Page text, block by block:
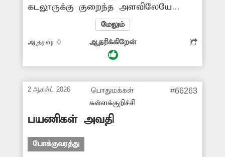
கடலூருக்கு குறைந்த அளவிலேயே
பஸ்கள் இயக்கப்படுகின்றன. இதனால்
அப்பகுதியில் உள்ள பள்ளி, கல்லூரி
மாணவர்கள், பெண்கள், முதியவர்கள்
உள்பட அனைவரும் குறிப்பிட்ட
அவதியடைந்து வருகின்றனர். எனவே
கிராம மக்களின் நலன்கருதி கூடுதல்
பஸ் வசதி ஏற்படுத்தித்தர போக்குவரத்து
துறை அதிகாரிகள் நடவடிக்கை எடுக்க
வேண்டும்.
மேலும்
ஆதரவு: 0 ஆதரிக்கிறேன்
2 ஆகஸ்ட் 2026
பொதுமக்கள்
கள்ளக்குறிச்சி
#66263
பயணிகள் அவதி
போக்குவரத்து